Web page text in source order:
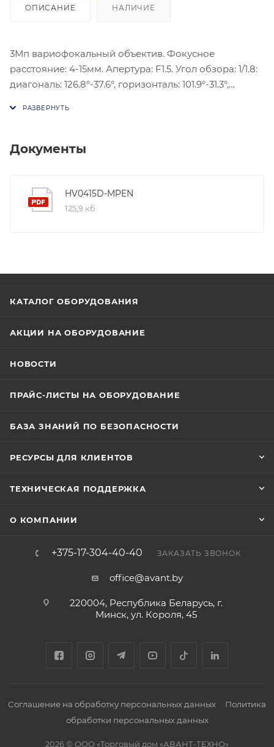
ОПИСАНИЕ НАЛИЧИЕ
3Мп вариофокальный объектив. Фокусное
расстояние: 4-15мм. Апертура: F1.5. Угол обзора: 1/1.8:
диагональ: 126.8°-37.6°, горизонталь: 101.9°-31.3°,
Документы
HV0415D-MPEN
125,9 кб
КАТАЛОГ ОБОРУДОВАНИЯ
АКЦИИ НА ОБОРУДОВАНИЕ
НОВОСТИ
ПРАЙС-ЛИСТЫ НА ОБОРУДОВАНИЕ
БАЗА ЗНАНИЙ ПО БЕЗОПАСНОСТИ
РЕСУРСЫ ДЛЯ КЛИЕНТОВ
ТЕХНИЧЕСКАЯ ПОДДЕРЖКА
О КОМПАНИИ
+375-17-304-40-40 ЗАКАЗАТЬ ЗВОНОК
office@avant.by
220004, Республика Беларусь, г.
Минск, ул. Короля, 45
Соглашение на обработку персональных данных
Политика
обработки персональных данных
2026 © ООО «Торговый дом «АВАНТ-ТЕХНО»